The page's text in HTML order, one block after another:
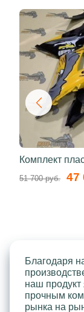
Комплект
51 700 руб. 47
Благодаря
наш
прочным
рынка на